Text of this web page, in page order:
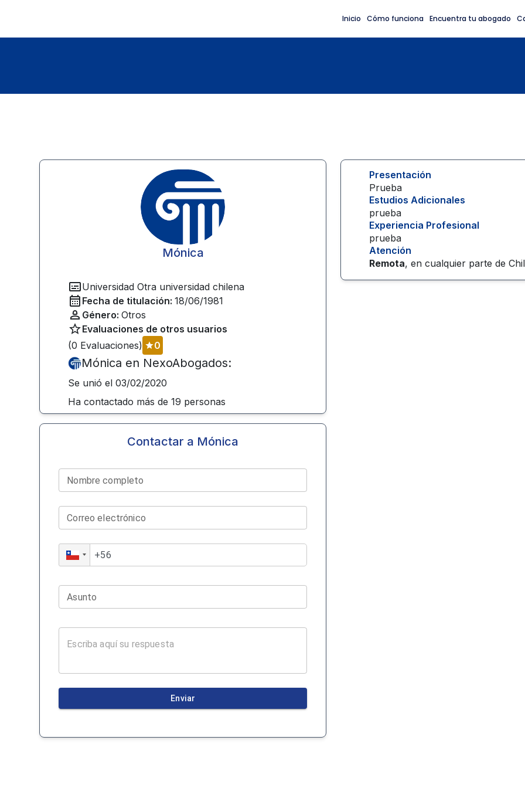
Inicio Cómo funciona Encuentra tu abogado
Mónica
UniversidadOtra universidad chilena
Fecha de titulación: 18/06/1981
Género:Otros
Evaluaciones de otros usuarios
(0 Evaluaciones) 0
Mónica en NexoAbogados:
Se unió el 03/02/2020
Ha contactado más de19 personas
Contactar a Mónica
Nombre completo
Correo electrónico
Asunto
Enviar
Presentación
Prueba
Estudios Adicionales
prueba
Experiencia Profesional
prueba
Atención
Remota, en cualquier parte de